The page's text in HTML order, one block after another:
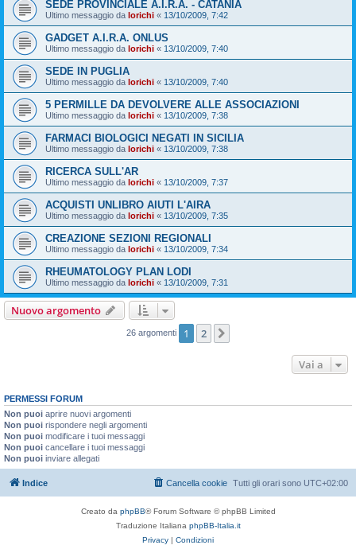
SEDE PROVINCIALE A.I.R.A. - CATANIA
Ultimo messaggio da lorichi « 13/10/2009, 7:42
GADGET A.I.R.A. ONLUS
Ultimo messaggio da lorichi « 13/10/2009, 7:40
SEDE IN PUGLIA
Ultimo messaggio da lorichi « 13/10/2009, 7:40
5 PERMILLE DA DEVOLVERE ALLE ASSOCIAZIONI
Ultimo messaggio da lorichi « 13/10/2009, 7:38
FARMACI BIOLOGICI NEGATI IN SICILIA
Ultimo messaggio da lorichi « 13/10/2009, 7:38
RICERCA SULL'AR
Ultimo messaggio da lorichi « 13/10/2009, 7:37
ACQUISTI UNLIBRO AIUTI L'AIRA
Ultimo messaggio da lorichi « 13/10/2009, 7:35
CREAZIONE SEZIONI REGIONALI
Ultimo messaggio da lorichi « 13/10/2009, 7:34
RHEUMATOLOGY PLAN LODI
Ultimo messaggio da lorichi « 13/10/2009, 7:31
Nuovo argomento
26 argomenti 1 2
Vai a
PERMESSI FORUM
Non puoi aprire nuovi argomenti
Non puoi rispondere negli argomenti
Non puoi modificare i tuoi messaggi
Non puoi cancellare i tuoi messaggi
Non puoi inviare allegati
Indice Tutti gli orari sono UTC+02:00
Cancella cookie
Creato da phpBB® Forum Software © phpBB Limited
Traduzione Italiana phpBB-Italia.it
Privacy | Condizioni